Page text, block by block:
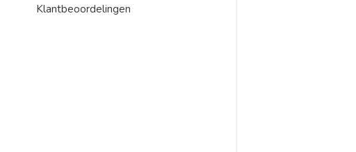
Klantbeoordelingen